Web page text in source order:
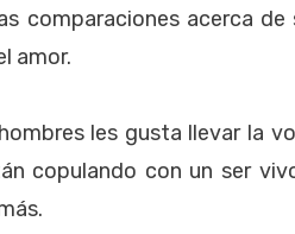
comparaciones acerca
amor.
les gusta llevar la
copulando con un ser